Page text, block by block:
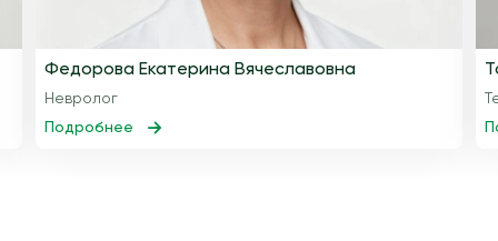
Федорова Екатерина Вячеславовна
Невролог
Подробнее